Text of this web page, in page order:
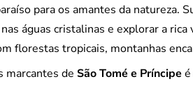
para os amantes da natureza.
águas cristalinas e explorar a
florestas tropicais, montanhas
marcantes de São Tomé e Príncipe